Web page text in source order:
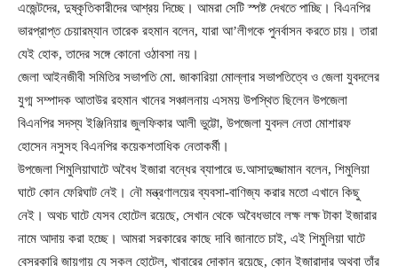
এজেন্টদের, দুষ্কৃতিকারীদের আশ্রয় দিচ্ছে। আমরা সেটি স্পষ্ট দেখতে পাচ্ছি। বিএনপির
ভারপ্রাপ্ত চেয়ারম্যান তারেক রহমান বলেন, যারা আ’লীগকে পুনর্বাসন করতে চায়। তারা
যেই হোক, তাদের সঙ্গে কোনো ওঠাবসা নয়।
জেলা আইনজীবী সমিতির সভাপতি মো. জাকারিয়া মোল্লার সভাপতিত্বে ও জেলা যুবদলের
যুগ্ম সম্পাদক আতাউর রহমান খানের সঞ্চালনায় এসময় উপস্থিত ছিলেন উপজেলা
বিএনপির সদস্য ইঞ্জিনিয়ার জুলফিকার আলী ভুট্টো, উপজেলা যুবদল নেতা মোশারফ
হোসেন নসুসহ বিএনপির কয়েকশতাধিক নেতাকর্মী।
উপজেলা শিমুলিয়াঘাটে অবৈধ ইজারা বন্ধের ব্যাপারে ড.আসাদুজ্জামান বলেন, শিমুলিয়া
ঘাটে কোন ফেরিঘাট নেই। নৌ মন্ত্রণালয়ের ব্যবসা-বাণিজ্য করার মতো এখানে কিছু
নেই। অথচ ঘাটে যেসব হোটেল রয়েছে, সেখান থেকে অবৈধভাবে লক্ষ লক্ষ টাকা ইজারার
নামে আদায় করা হচ্ছে। আমরা সরকারের কাছে দাবি জানাতে চাই, এই শিমুলিয়া ঘাটে
বেসরকারি জায়গায় যে সকল হোটেল, খাবারের দোকান রয়েছে, কোন ইজারাদার অথবা তাঁর